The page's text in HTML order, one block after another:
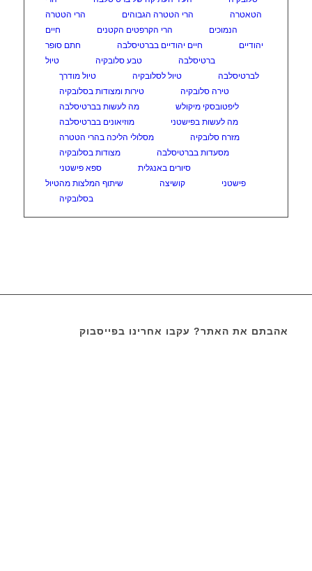
הטאטרה
הרי הטטרה הגבוהים
הרי הטטרה
הנמוכים
הרי הקרפטים הקטנים
חיים
יהודיים
חיים יהודיים בברטיסלבה
חתם סופר
ברטיסלבה
טבע סלובקיה
טיול
לברטיסלבה
טיול לסלובקיה
טיול מודרך
טירה סלובקיה
טירות ומצודות בסלובקיה
ליפטובסקי מיקולש
מה לעשות בברטיסלבה
מה לעשות בפישטני
מוזיאונים בברטיסלבה
מזרח סלובקיה
מסלולי הליכה בהרי הטטרה
מסעדות בברטיסלבה
מצודות בסלובקיה
סיורים באנגלית
ספא פישטני
פישטני
קושיצה
שיתוף המלצות מהטיול
בסלובקיה
אהבתם את האתר? עקבו אחרינו בפייסבוק